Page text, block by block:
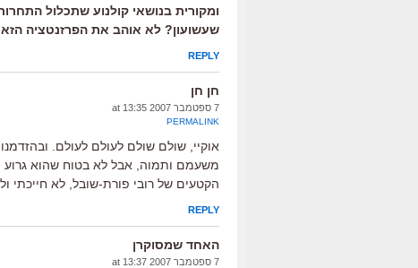
ומקורית בנושאי קולנוע שתכלול
שעשועון? לא אוהב את הפרזנטציה
REPLY
חן חן
7 ספטמבר 2007 at 13:35
PERMALINK
אוקיי, שולם שולם לעולם לעולם.
משעמם ותמוה, אבל לא בטוח שהוא גרוע
הקטעים של רובי פורת-שובל, לא חייכתי
REPLY
האחד שמסוקרן
7 ספטמבר 2007 at 13:37